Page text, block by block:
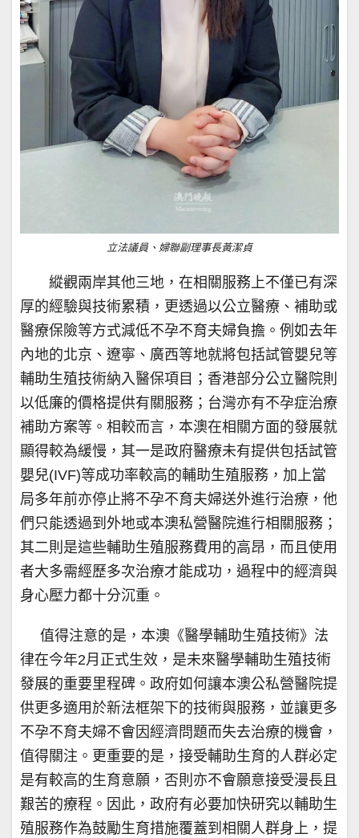
立法議員、婦聯副理事長黃潔貞
縱觀兩岸其他三地，在相關服務上不僅已有深
厚的經驗與技術累積，更透過以公立醫療、補助或
醫療保險等方式減低不孕不育夫婦負擔。例如去年
內地的北京、遼寧、廣西等地就將包括試管嬰兒等
輔助生殖技術納入醫保項目；香港部分公立醫院則
以低廉的價格提供有關服務；台灣亦有不孕症治療
補助方案等。相較而言，本澳在相關方面的發展就
顯得較為緩慢，其一是政府醫療未有提供包括試管
嬰兒(IVF)等成功率較高的輔助生殖服務，加上當
局多年前亦停止將不孕不育夫婦送外進行治療，他
們只能透過到外地或本澳私營醫院進行相關服務；
其二則是這些輔助生殖服務費用的高昂，而且使用
者大多需經歷多次治療才能成功，過程中的經濟與
身心壓力都十分沉重。
值得注意的是，本澳《醫學輔助生殖技術》法
律在今年2月正式生效，是未來醫學輔助生殖技術
發展的重要里程碑。政府如何讓本澳公私營醫院提
供更多適用於新法框架下的技術與服務，並讓更多
不孕不育夫婦不會因經濟問題而失去治療的機會，
值得關注。更重要的是，接受輔助生育的人群必定
是有較高的生育意願，否則亦不會願意接受漫長且
艱苦的療程。因此，政府有必要加快研究以輔助生
殖服務作為鼓勵生育措施覆蓋到相關人群身上，提